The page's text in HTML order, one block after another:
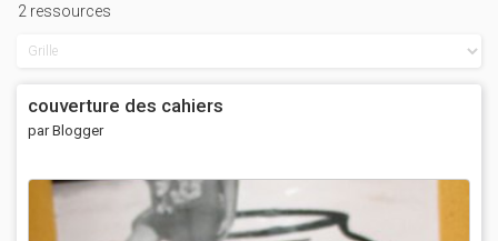
2 ressources
couverture des cahiers
par Blogger